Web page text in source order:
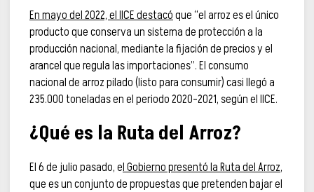
En mayo del 2022, el IICE destacóque “el arroz es el único
producto que conserva un sistema de protección a la
producción nacional, mediante la fijación de precios y el
arancel que regula las importaciones”. El consumo
nacional de arroz pilado (listo para consumir) casi llegó a
235.000 toneladas en el periodo 2020-2021, según el IICE.
¿Qué es la Ruta del Arroz?
El 6 de julio pasado, el Gobierno presentó la Ruta del Arroz,
que es un conjunto de propuestas que pretenden bajar el